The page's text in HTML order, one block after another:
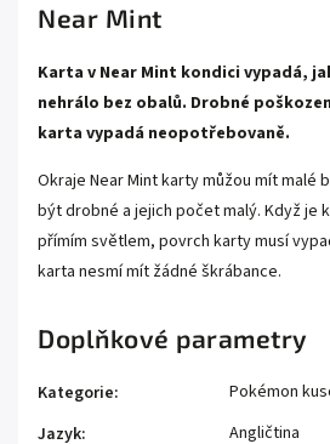
Near Mint
Karta v Near Mint kondici vypadá,
nehrálo bez obalů. Drobné
karta vypadá neopotřebovaně.
Okraje Near Mint karty můžou mít malé
být drobné a jejich počet malý. Když je
přímím světlem, povrch karty musí
karta nesmí mít žádné škrábance.
Doplňkové parametry
Kategorie:
Pokémon
Jazyk:
Angličtina